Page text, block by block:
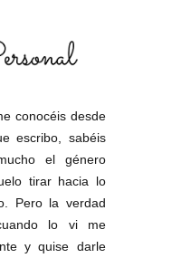
conocéis desde
escribo, sabéis
el género
tirar hacia lo
Pero la verdad
lo vi me
y quise darle